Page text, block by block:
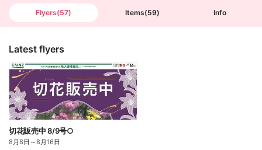
Flyers(57) Items(59) Info
Latest flyers
切花販売中 8/9号○
8月8日 ～8月16日